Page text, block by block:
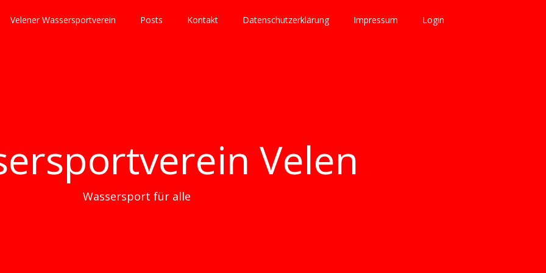
Velener Wassersportverein Posts Kontakt Datenschutzerklärung Impressum Login
Velen
Wassersport für alle